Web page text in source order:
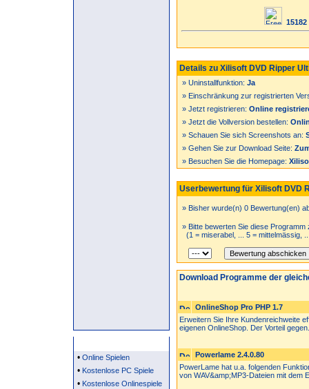
• Online Spielen
• Kostenlose PC Spiele
• Kostenlose Onlinespiele
15182
Details zu Xilisoft DVD Ripper
» Uninstallfunktion: Ja
» Einschränkung zur registrierten
» Jetzt registrieren: Online
» Jetzt die Vollversion bestellen:
» Schauen Sie sich Screenshots an:
» Gehen Sie zur Download Seite:
» Besuchen Sie die Homepage:
Userbewertung für Xilisoft DVD
» Bisher wurde(n) 0 Bewertung(en)
» Bitte bewerten Sie diese Programm
(1 = miserabel, ... 5 = mittelmässig,
Download Programme der
OnlineShop Pro PHP 1.7
Erweitern Sie Ihre Kundenreichweite
eigenen OnlineShop. Der Vorteil
Powerlame 2.4.0.80
PowerLame hat u.a. folgenden
von WAV&amp;MP3-Dateien mit dem